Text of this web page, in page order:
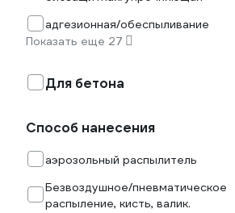
адгезионная/обеспыливание
Показать еще 27
Для бетона
Способ нанесения
аэрозольный распылитель
Безвоздушное/пневматическое
распыление, кисть, валик.